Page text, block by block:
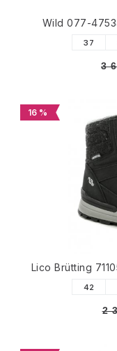
Wild 077-
37
3
16 %
Lico Brütting
42
2